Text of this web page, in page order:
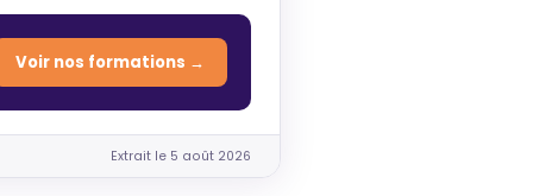
Voir nos formations →
Extrait le 5 août 2026